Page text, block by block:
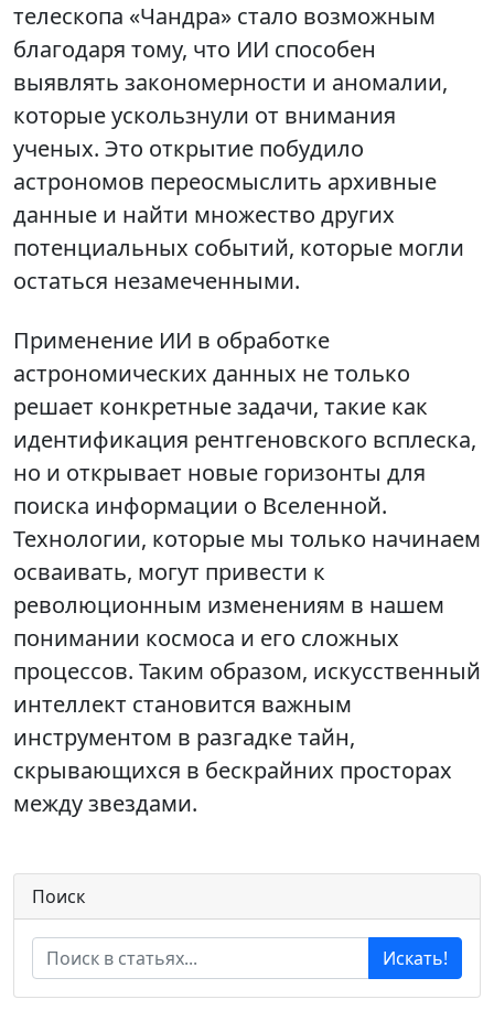
телескопа «Чандра» стало возможным
благодаря тому, что ИИ способен
выявлять закономерности и аномалии,
которые ускользнули от внимания
ученых. Это открытие побудило
астрономов переосмыслить архивные
данные и найти множество других
потенциальных событий, которые могли
остаться незамеченными.
Применение ИИ в обработке
астрономических данных не только
решает конкретные задачи, такие как
идентификация рентгеновского всплеска,
но и открывает новые горизонты для
поиска информации о Вселенной.
Технологии, которые мы только начинаем
осваивать, могут привести к
революционным изменениям в нашем
понимании космоса и его сложных
процессов. Таким образом, искусственный
интеллект становится важным
инструментом в разгадке тайн,
скрывающихся в бескрайних просторах
между звездами.
Поиск
Искать!